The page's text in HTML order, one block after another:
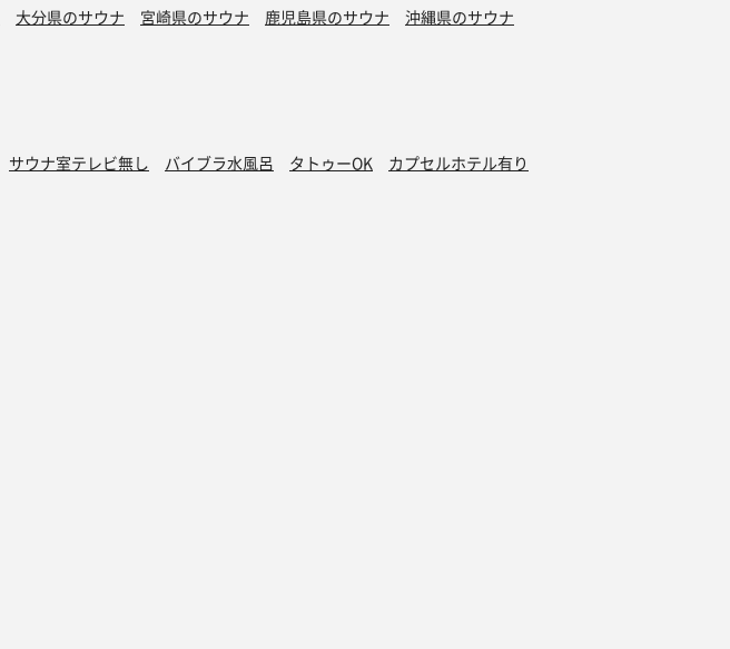
大分県のサウナ 宮崎県のサウナ 鹿児島県のサウナ 沖縄県のサウナ
サウナ室テレビ無し バイブラ水風呂 タトゥーOK
カプセルホテル有り